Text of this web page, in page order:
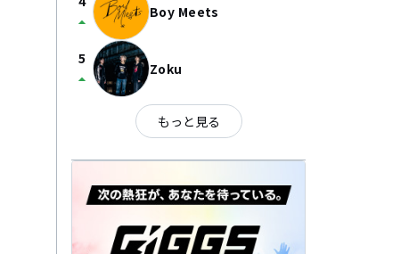
arrow_drop_up Boy Meets
5
arrow_drop_up Zoku
もっと見る